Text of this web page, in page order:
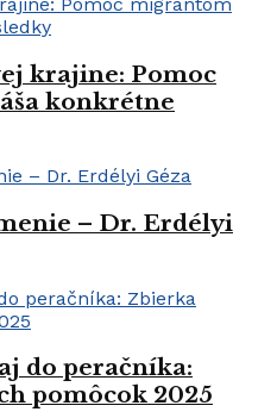
krajine: Pomoc
konkrétne
– Dr. Erdélyi
do peračníka:
pomôcok 2025